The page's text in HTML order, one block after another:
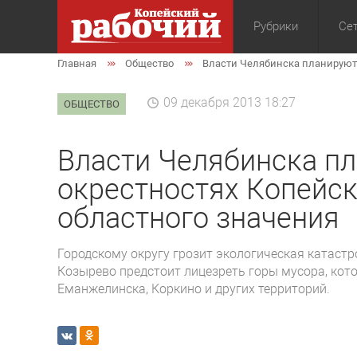
Рубрики
Общество
Главная Общество Власти Челябинска
ОБЩЕСТВО 09 декабря 2013 18:27
Власти Челябинска
окрестностях
областного значения
Городскому округу грозит экологическая
Козырево предстоит лицезреть горы мусора,
Еманжелинска, Коркино и других территорий.